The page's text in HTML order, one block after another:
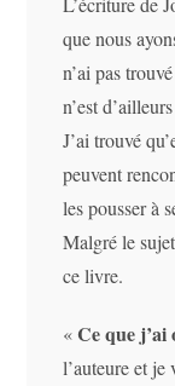
que nous
n’ai pas
n’est
J’ai trouvé
peuvent
les pousser à
Malgré le
ce livre.
«Ce que
l’auteure et je